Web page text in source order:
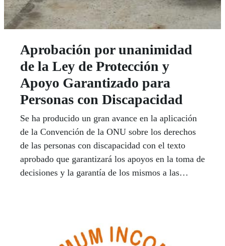
Aprobación por unanimidad
de la Ley de Protección y
Apoyo Garantizado para
Personas con Discapacidad
Se ha producido un gran avance en la aplicación
de la Convención de la ONU sobre los derechos
de las personas con discapacidad con el texto
aprobado que garantizará los apoyos en la toma de
decisiones y la garantía de los mismos a las